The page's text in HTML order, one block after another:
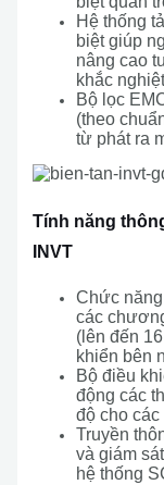
Hệ thống
biệt giúp
nâng cao
khắc
Bộ lọc
(theo
từ phát ra
Tính năng
INVT
Chức
các
(lên đến
khiển bên
Bộ điều
động các
độ cho
Truyền
và giám
hệ thống